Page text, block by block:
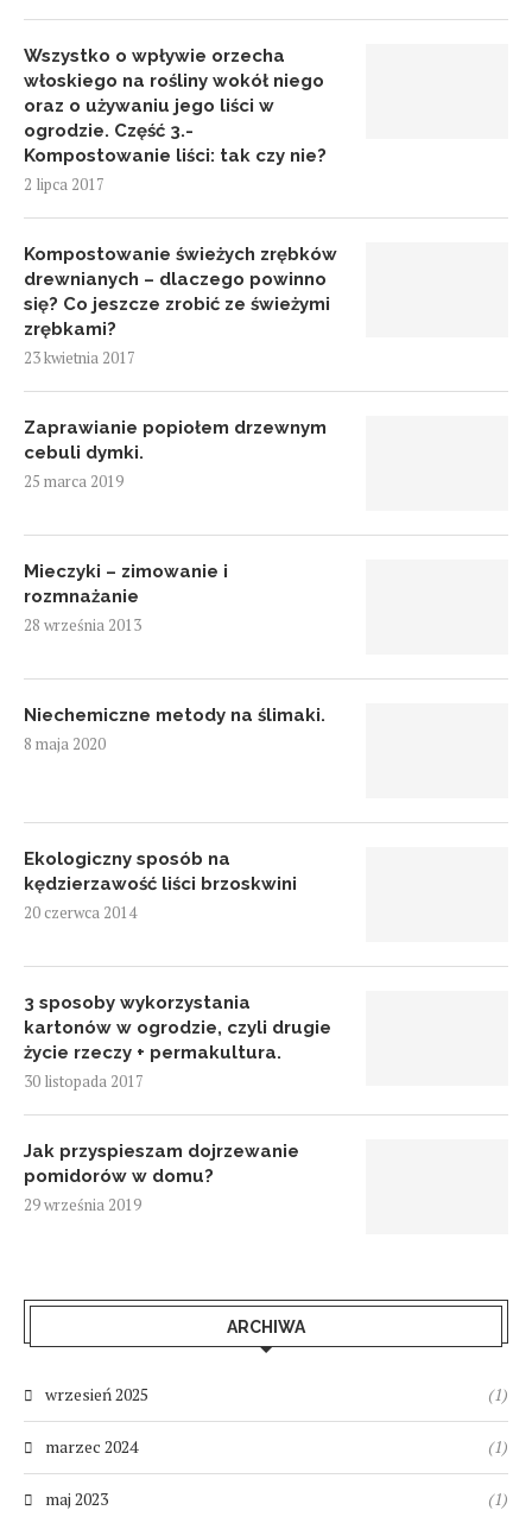
Wszystko o wpływie orzecha
włoskiego na rośliny wokół niego
oraz o używaniu jego liści w
ogrodzie. Część 3.-
Kompostowanie liści: tak czy nie?
2 lipca 2017
Kompostowanie świeżych zrębków
drewnianych – dlaczego powinno
się? Co jeszcze zrobić ze świeżymi
zrębkami?
23 kwietnia 2017
Zaprawianie popiołem drzewnym
cebuli dymki.
25 marca 2019
Mieczyki – zimowanie i
rozmnażanie
28 września 2013
Niechemiczne metody na ślimaki.
8 maja 2020
Ekologiczny sposób na
kędzierzawość liści brzoskwini
20 czerwca 2014
3 sposoby wykorzystania
kartonów w ogrodzie, czyli drugie
życie rzeczy + permakultura.
30 listopada 2017
Jak przyspieszam dojrzewanie
pomidorów w domu?
29 września 2019
ARCHIWA
wrzesień 2025 (1)
marzec 2024 (1)
maj 2023 (1)